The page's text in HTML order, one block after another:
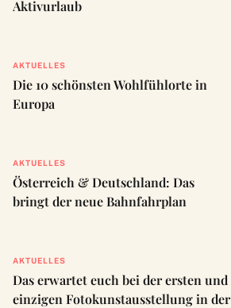
Aktivurlaub
AKTUELLES
Die 10 schönsten Wohlfühlorte in
Europa
AKTUELLES
Österreich & Deutschland: Das
bringt der neue Bahnfahrplan
AKTUELLES
Das erwartet euch bei der ersten und
einzigen Fotokunstausstellung in der